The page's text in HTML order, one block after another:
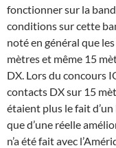
fonctionner sur la
conditions sur cette
noté en général que
mètres et même 15
DX. Lors du concours
contacts DX sur 15
étaient plus le fait
que d’une réelle
n’a été fait avec